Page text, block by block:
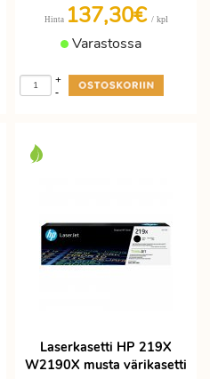
Hinta 137,30€ / kpl
Varastossa
-
+
Laserkasetti HP 219X
W2190X musta värikasetti